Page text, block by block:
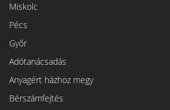
Miskolc
Pécs
Győr
Adótanácsadás
Anyagért házhoz megy
Bérszámfejtés